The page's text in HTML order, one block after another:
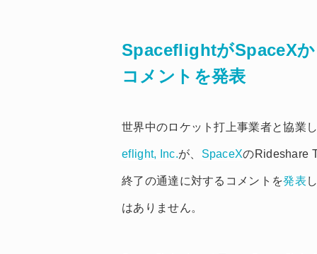
SpaceflightがSpaceX
コメントを発表
世界中のロケット打上事業者と協業
eflight, Inc.が、 SpaceXのRideshare
終了の通達に対するコメントを発表
はありません。